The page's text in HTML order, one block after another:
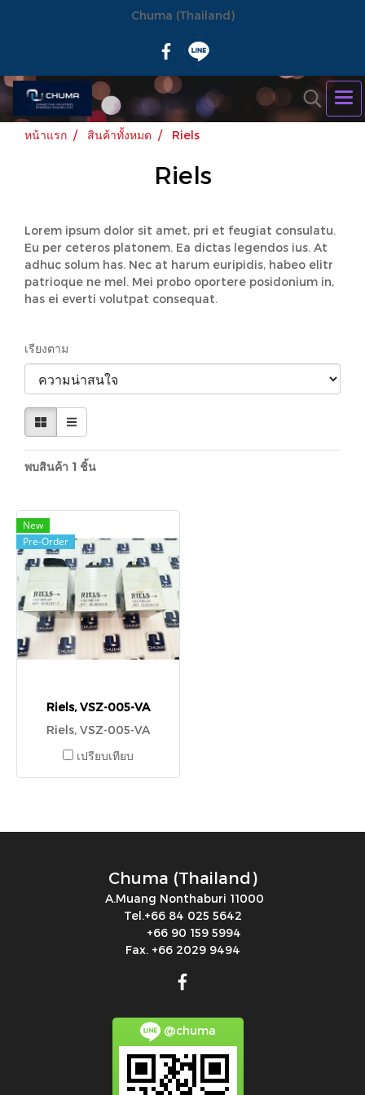
Chuma (Thailand)
หน้าแรก สินค้าทั้งหมด Riels
Riels
Lorem ipsum dolor sit amet, pri et feugiat consulatu.
Eu per ceteros platonem. Ea dictas legendos ius. At
adhuc solum has. Nec at harum euripidis, habeo elitr
patrioque ne mel. Mei probo oportere posidonium in,
has ei everti volutpat consequat.
เรียงตาม
พบสินค้า 1 ชิ้น
New
Pre-Order
Riels, VSZ-005-VA
Riels, VSZ-005-VA
เปรียบเทียบ
Chuma (Thailand)
A.Muang Nonthaburi 11000
Tel.+66 84 025 5642
+66 90 159 5994
Fax. +66 2029 9494
@chuma